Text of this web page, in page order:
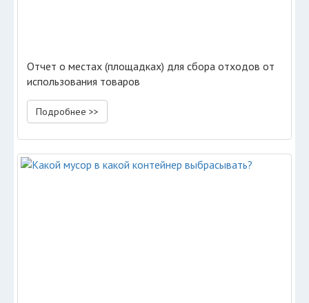
Отчет о местах (площадках) для сбора отходов от
использования товаров
Подробнее >>